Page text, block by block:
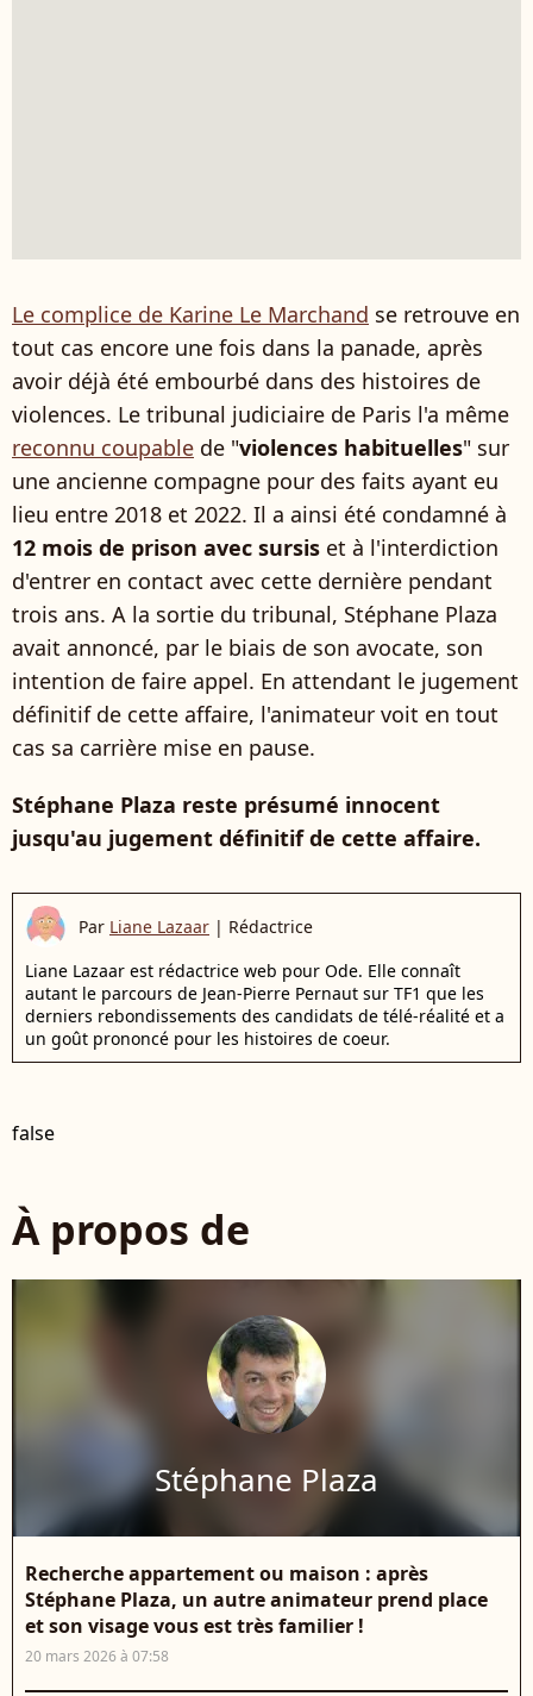
Le complice de Karine Le Marchand se retrouve en
tout cas encore une fois dans la panade, après
avoir déjà été embourbé dans des histoires de
violences. Le tribunal judiciaire de Paris l'a même
reconnu coupable de "violences habituelles" sur
une ancienne compagne pour des faits ayant eu
lieu entre 2018 et 2022. Il a ainsi été condamné à
12 mois de prison avec sursis et à l'interdiction
d'entrer en contact avec cette dernière pendant
trois ans. A la sortie du tribunal, Stéphane Plaza
avait annoncé, par le biais de son avocate, son
intention de faire appel. En attendant le jugement
définitif de cette affaire, l'animateur voit en tout
cas sa carrière mise en pause.
Stéphane Plaza reste présumé innocent
jusqu'au jugement définitif de cette affaire.
Par Liane Lazaar | Rédactrice
Liane Lazaar est rédactrice web pour Ode. Elle connaît
autant le parcours de Jean-Pierre Pernaut sur TF1 que les
derniers rebondissements des candidats de télé-réalité et a
un goût prononcé pour les histoires de coeur.
false
À propos de
Stéphane Plaza
Recherche appartement ou maison : après
Stéphane Plaza, un autre animateur prend place
et son visage vous est très familier !
20 mars 2026 à 07:58